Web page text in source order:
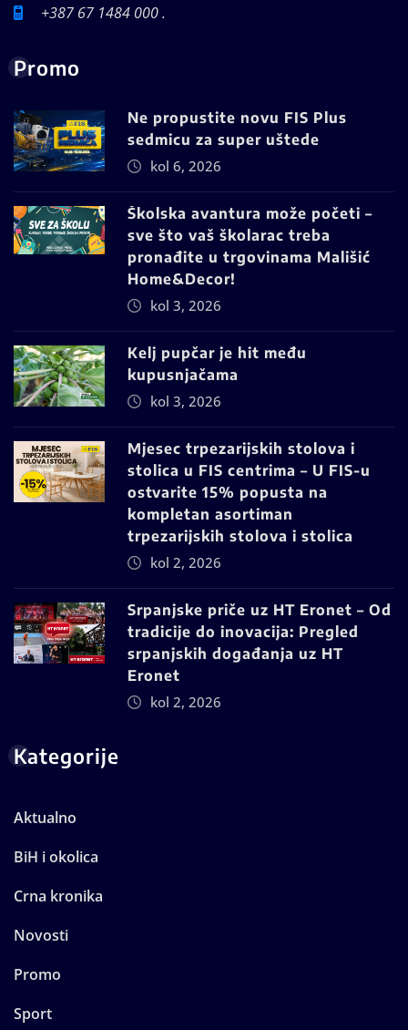
+387 67 1484 000 .
Promo
Ne propustite novu FIS Plus
sedmicu za super uštede
kol 6, 2026
Školska avantura može početi –
sve što vaš školarac treba
pronađite u trgovinama Mališić
Home&Decor!
kol 3, 2026
Kelj pupčar je hit među
kupusnjačama
kol 3, 2026
Mjesec trpezarijskih stolova i
stolica u FIS centrima – U FIS-u
ostvarite 15% popusta na
kompletan asortiman
trpezarijskih stolova i stolica
kol 2, 2026
Srpanjske priče uz HT Eronet – Od
tradicije do inovacija: Pregled
srpanjskih događanja uz HT
Eronet
kol 2, 2026
Kategorije
Aktualno
BiH i okolica
Crna kronika
Novosti
Promo
Sport